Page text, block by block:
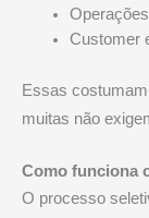
Operações
Customer
Essas
muitas não
Como funciona
O processo